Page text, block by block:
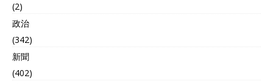
(2)
政治
(342)
新聞
(402)